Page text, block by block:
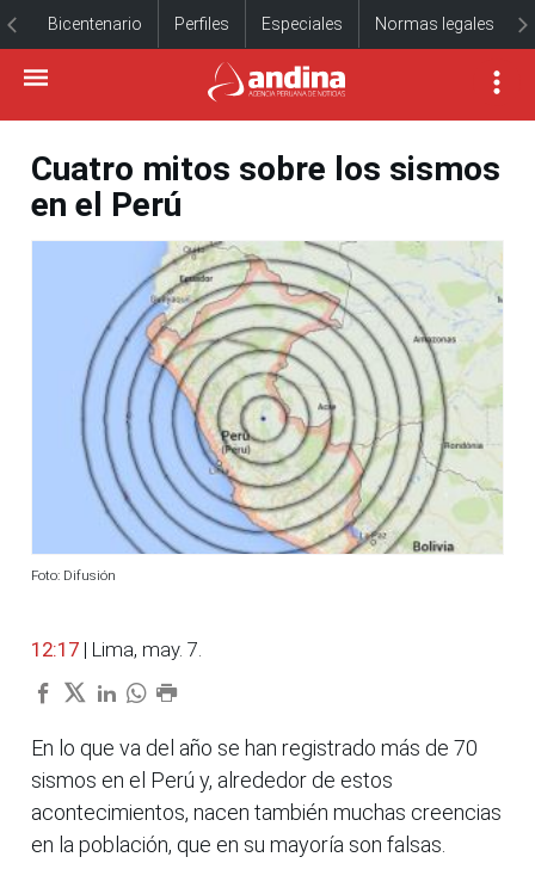
Bicentenario Perfiles Especiales Normas legales
Cuatro mitos sobre los sismos
en el Perú
Foto: Difusión
12:17 | Lima, may. 7.
En lo que va del año se han registrado más de 70
sismos en el Perú y, alrededor de estos
acontecimientos, nacen también muchas creencias
en la población, que en su mayoría son falsas.